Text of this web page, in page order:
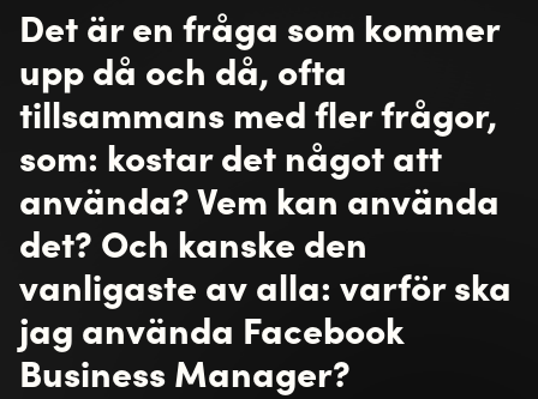
Det är en fråga som kommer
upp då och då, ofta
tillsammans med fler frågor,
som: kostar det något att
använda? Vem kan använda
det? Och kanske den
vanligaste av alla: varför ska
jag använda Facebook
Business Manager?